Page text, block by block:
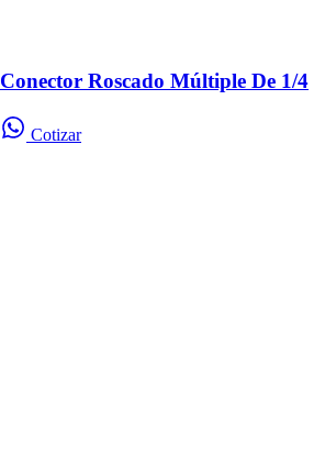
Conector Roscado Múltiple De 1/4
Cotizar